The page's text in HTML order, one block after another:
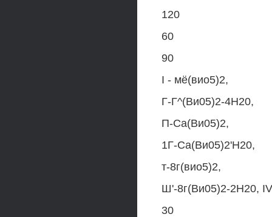
120
60
90
I - мё(вио5)2,
Г-Г^(Ви05)2-4Н20,
П-Са(Ви05)2,
1Г-Са(Ви05)2'Н20,
т-8г(вио5)2,
Ш'-8г(Ви05)2-2Н20,
30